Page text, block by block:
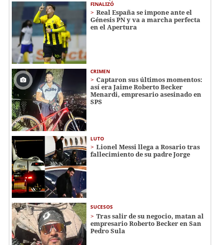
FINALIZÓ
Real España se impone ante el
Génesis PN y va a marcha perfecta
en el Apertura
CRIMEN
Captaron sus últimos momentos:
así era Jaime Roberto Becker
Menardi​​​, empresario asesinado en
SPS
LUTO
Lionel Messi llega a Rosario tras
fallecimiento de su padre Jorge
SUCESOS
Tras salir de su negocio, matan al
empresario Roberto Becker en San
Pedro Sula